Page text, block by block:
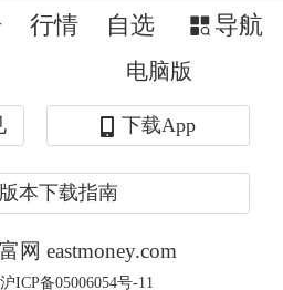
公司未能在规定期限
并披露交易方案，公
月27日开市起复牌并
，同时披露停牌期间
作、事项进展、对公
安排等事项，充分提
行情 自选 导航
电脑版
下载App
本下载指南
网 eastmoney.com
ICP备05006054号-11